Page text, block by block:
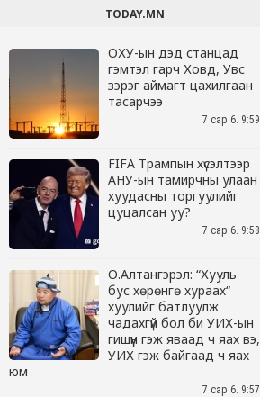
TODAY.MN
ОХУ-ын дэд станцад
гэмтэл гарч Ховд, Увс
зэрэг аймагт цахилгаан
тасарчээ
7 сар 6. 9:59
FIFA Трампын хүсэлтээр
АНУ-ын тамирчны улаан
хуудасны торгуулийг
цуцалсан уу?
7 сар 6. 9:58
О.Алтангэрэл: “Хууль
бус хөрөнгө хураах“
хуулийг батлуулж
чадахгүй бол би УИХ-ын
гишүүн гэж яваад ч яах вэ,
УИХ гэж байгаад ч яах
юм
7 сар 6. 9:57